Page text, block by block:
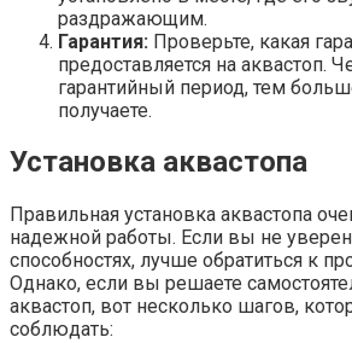
раздражающим.
Гарантия: Проверьте, какая
предоставляется на аквастоп.
гарантийный период, тем
получаете.
Установка аквастопа
Правильная установка аквастопа
надежной работы. Если вы не
способностях, лучше обратиться к
Однако, если вы решаете
аквастоп, вот несколько шагов,
соблюдать: